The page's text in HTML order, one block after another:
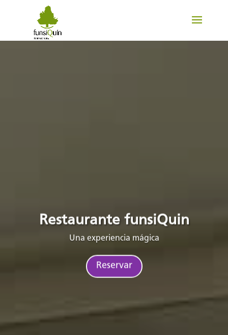
Restaurante funsiQuin
Una experiencia mágica
Reservar